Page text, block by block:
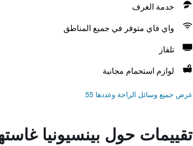
خدمة الغرف
واي فاي متوفر في جميع المناطق
تلفاز
لوازم استحمام مجانية
عرض جميع وسائل الراحة وعددها 55
تقييمات حول بينسيونيا